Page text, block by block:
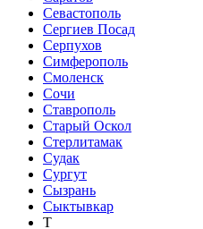
Севастополь
Сергиев Посад
Серпухов
Симферополь
Смоленск
Сочи
Ставрополь
Старый Оскол
Стерлитамак
Судак
Сургут
Сызрань
Сыктывкар
Т